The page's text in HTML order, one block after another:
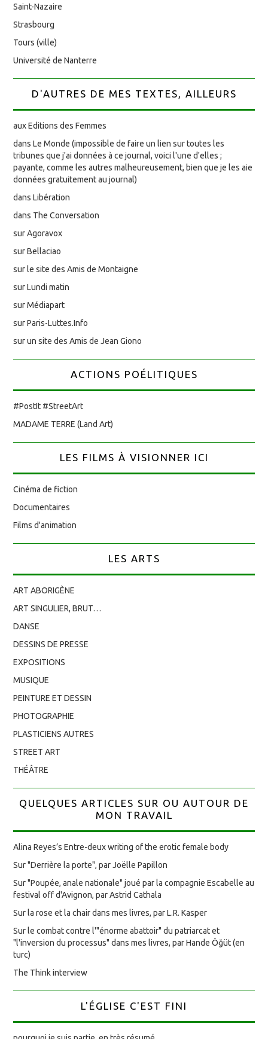
Saint-Nazaire
Strasbourg
Tours (ville)
Université de Nanterre
D'AUTRES DE MES TEXTES, AILLEURS
aux Editions des Femmes
dans Le Monde (impossible de faire un lien sur toutes les
tribunes que j'ai données à ce journal, voici l'une d'elles ;
payante, comme les autres malheureusement, bien que je les aie
données gratuitement au journal)
dans Libération
dans The Conversation
sur Agoravox
sur Bellaciao
sur le site des Amis de Montaigne
sur Lundi matin
sur Médiapart
sur Paris-Luttes.Info
sur un site des Amis de Jean Giono
ACTIONS POÉLITIQUES
#PostIt #StreetArt
MADAME TERRE (Land Art)
LES FILMS À VISIONNER ICI
Cinéma de fiction
Documentaires
Films d'animation
LES ARTS
ART ABORIGÈNE
ART SINGULIER, BRUT…
DANSE
DESSINS DE PRESSE
EXPOSITIONS
MUSIQUE
PEINTURE ET DESSIN
PHOTOGRAPHIE
PLASTICIENS AUTRES
STREET ART
THÉÂTRE
QUELQUES ARTICLES SUR OU AUTOUR DE
MON TRAVAIL
Alina Reyes’s Entre-deux writing of the erotic female body
Sur "Derrière la porte", par Joëlle Papillon
Sur "Poupée, anale nationale" joué par la compagnie Escabelle au
festival off d'Avignon, par Astrid Cathala
Sur la rose et la chair dans mes livres, par L.R. Kasper
Sur le combat contre l'"énorme abattoir" du patriarcat et
"l'inversion du processus" dans mes livres, par Hande Öğüt (en
turc)
The Think interview
L'ÉGLISE C'EST FINI